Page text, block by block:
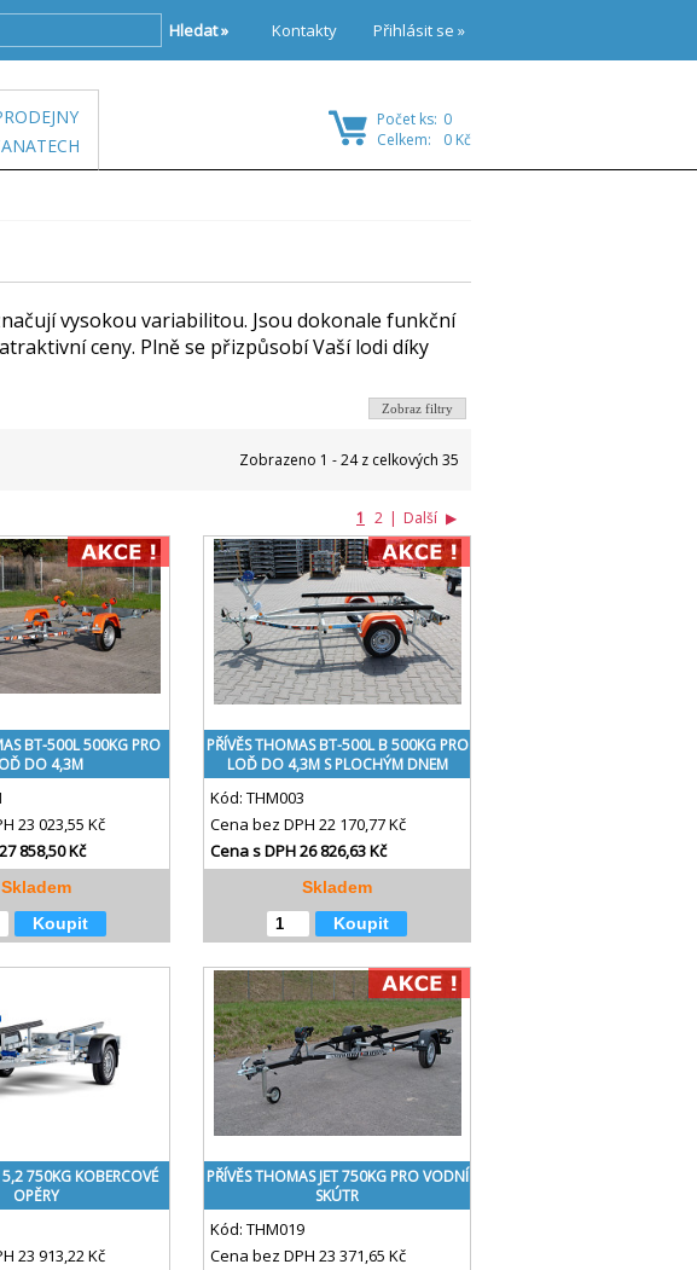
vysokou variabilitou. Jsou dokonale funkční
ceny. Plně se přizpůsobí Vaší lodi díky
Zobraz filtry
Zobrazeno 1 - 24 z celkových 35
1 2 | Další ▶
BT-500L 500KG PRO
DO 4,3M
23 023,55 Kč
27 858,50 Kč
Skladem
Koupit
PŘÍVĚS THOMAS BT-500L B 500KG PRO
LOĎ DO 4,3M S PLOCHÝM DNEM
Kód: THM003
Cena bez DPH 22 170,77 Kč
Cena s DPH26 826,63 Kč
Skladem
Koupit
750KG KOBERCOVÉ
OPĚRY
23 913,22 Kč
PŘÍVĚS THOMAS JET 750KG PRO VODNÍ
SKÚTR
Kód: THM019
Cena bez DPH 23 371,65 Kč
Přihlásit se »
Kontakty
Hledat »
Počet ks: 0
Celkem:
0 Kč